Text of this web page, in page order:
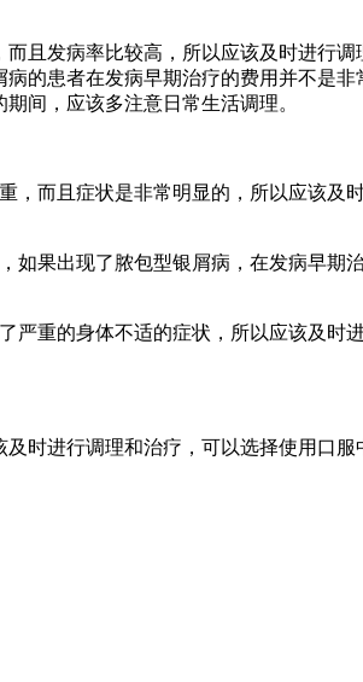
且发病率比较高，所以应该及时进行
的患者在发病早期治疗的费用并不是
间，应该多注意日常生活调理。
，而且症状是非常明显的，所以应该
如果出现了脓包型银屑病，在发病早
严重的身体不适的症状，所以应该及
时进行调理和治疗，可以选择使用口